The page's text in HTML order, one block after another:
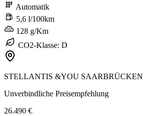
Automatik
5,6 l/100km
128 g/Km
CO2-Klasse: D
STELLANTIS &YOU SAARBRÜCKEN
Unverbindliche Preisempfehlung
26.490 €